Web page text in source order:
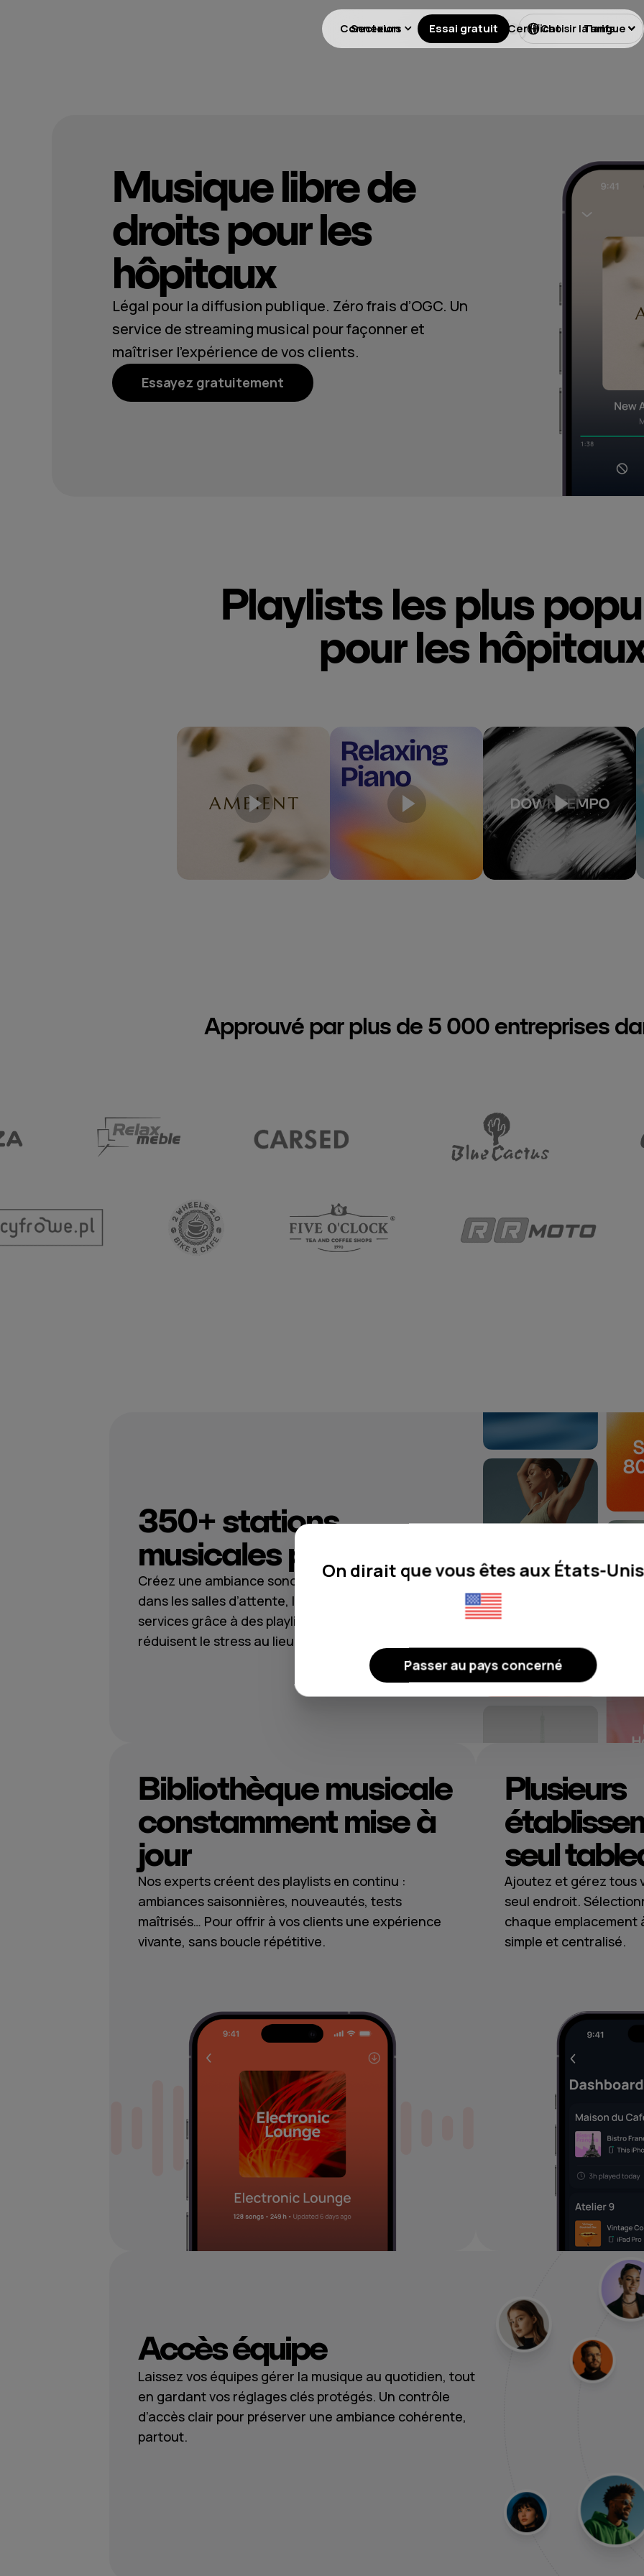
Musique libre de
droits pour les
hôpitaux
Légal pour la diffusion publique. Zéro frais d’OGC. Un
service de streaming musical pour façonner et
maîtriser l’expérience de vos clients.
Essayez gratuitement
Playlists les plus
pour les
Approuvé par plus de 5 000 entreprises
350+ stations
musicales pour vous
Créez une ambiance sonore calme et rassurante
dans les salles d’attente, les couloirs et les
services grâce à des playlists discrètes qui
réduisent le stress au lieu d’ajouter du bruit.
Bibliothèque musicale
constamment mise à
jour
Nos experts créent des playlists en continu :
ambiances saisonnières, nouveautés, tests
maîtrisés… Pour offrir à vos clients une expérience
vivante, sans boucle répétitive.
Plusieurs
seul
Ajoutez et gérez tous
seul endroit.
chaque emplacement
simple et centralisé.
Accès équipe
Laissez vos équipes gérer la musique au quotidien, tout
en gardant vos réglages clés protégés. Un contrôle
d’accès clair pour préserver une ambiance cohérente,
partout.
Secteurs Licences Certificat Tarifs
Connexion Essai gratuit Choisir la langue
On dirait que vous êtes aux États-Unis
Passer au pays concerné